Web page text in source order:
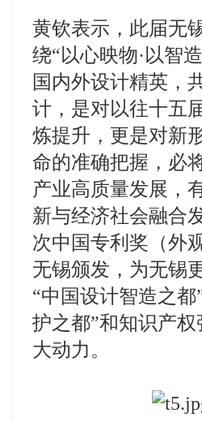
黄钦表示，此届无
绕“以心映物·以智
国内外设计精英，
计，是对以往十五
炼提升，更是对新
命的准确把握，必
产业高质量发展，
新与经济社会融合
次中国专利奖（外
无锡颁发，为无锡
“中国设计智造之都
护之都”和知识产
大动力。